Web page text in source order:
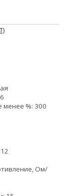
менее %: 300
Ом/